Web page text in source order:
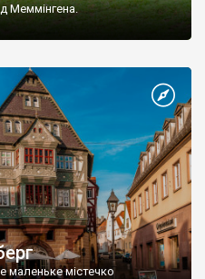
Меммінгена.
маленьке містечко